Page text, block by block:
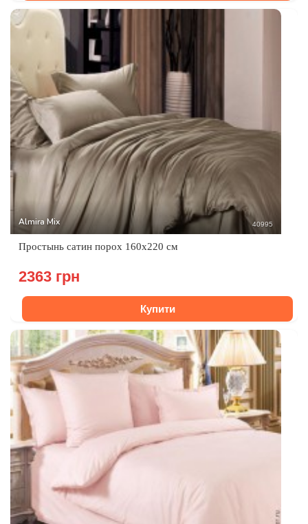
Almira Mix 40995
Простынь сатин порох 160x220 см
2363 грн
Купити